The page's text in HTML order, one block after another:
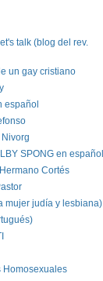
talk (blog del rev.
un gay cristiano
español
SPONG en español
Cortés
mujer judía y lesbiana)
Homosexuales